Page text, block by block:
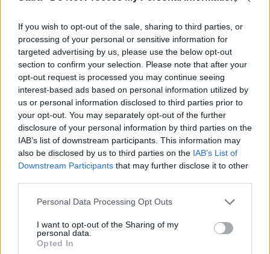
If you wish to opt-out of the sale, sharing to third parties, or
processing of your personal or sensitive information for
targeted advertising by us, please use the below opt-out
section to confirm your selection. Please note that after your
opt-out request is processed you may continue seeing
interest-based ads based on personal information utilized by
us or personal information disclosed to third parties prior to
your opt-out. You may separately opt-out of the further
disclosure of your personal information by third parties on the
IAB’s list of downstream participants. This information may
also be disclosed by us to third parties on the IAB’s List of
Downstream Participants that may further disclose it to other
Personal Data Processing Opt Outs
I want to opt-out of the Sharing of my
personal data.
Opted In
Saksasta alun perin kotoisin oleva huippumalli
Heidi Klum toimii yhtenä
Lifestyle